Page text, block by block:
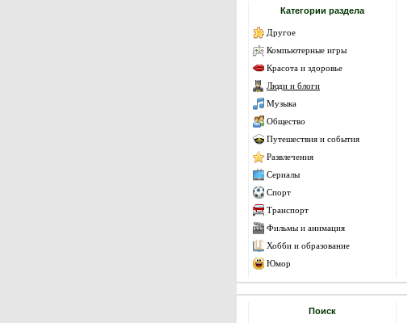
Категории раздела
Другое
Компьютерные игры
Красота и здоровье
Люди и блоги
Музыка
Общество
Путешествия и события
Развлечения
Сериалы
Спорт
Транспорт
Фильмы и анимация
Хобби и образование
Юмор
Поиск